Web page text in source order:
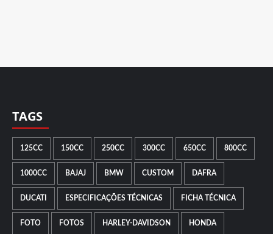
TAGS
125CC 150CC 250CC 300CC 650CC 800CC
1000CC BAJAJ BMW CUSTOM DAFRA
DUCATI ESPECIFICAÇÕES TÉCNICAS FICHA TÉCNICA
FOTO FOTOS HARLEY-DAVIDSON HONDA